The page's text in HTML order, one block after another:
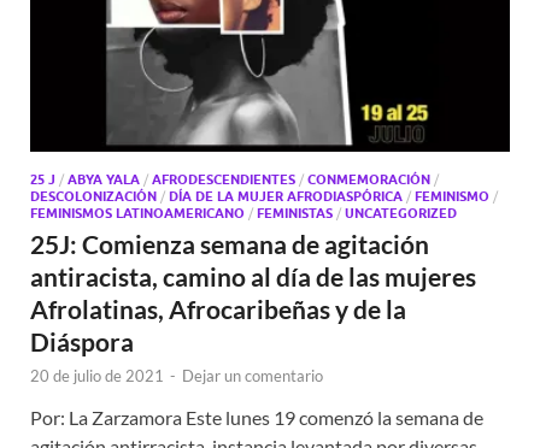
25 J / ABYA YALA / AFRODESCENDIENTES / CONMEMORACIÓN /
DESCOLONIZACIÓN / DÍA DE LA MUJER AFRODIASPÓRICA / FEMINISMO /
FEMINISMOS LATINOAMERICANO / FEMINISTAS / UNCATEGORIZED
25J: Comienza semana de agitación
antiracista, camino al día de las mujeres
Afrolatinas, Afrocaribeñas y de la
Diáspora
20 de julio de 2021 - Dejar un comentario
Por: La Zarzamora Este lunes 19 comenzó la semana de